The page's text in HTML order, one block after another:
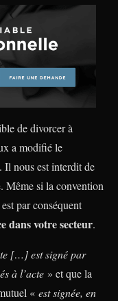
de divorcer à
a modifié le
Il nous est interdit de
Même si la convention
par conséquent
dans votre secteur.
[…] est signé par
à l’acte » et que la
« est signée, en